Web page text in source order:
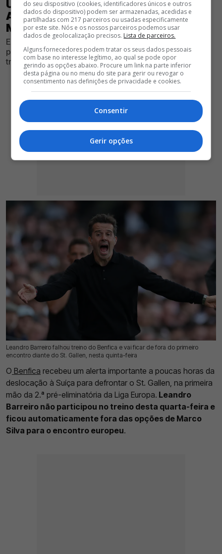
ÚLTIMA HORA! MÉDIO FALHA TREINO
ANTES DO ST. GALLEN - BENFICA E
MARCO SILVA DESESPERA
Encarnados sofreram um contratempo inesperado na
preparação para a estreia europeia, obrigando o
treinador a alterar os planos
Leandro Barreiro falhou treino do Benfica e vai ficar de fora do primeiro
encontro diante do St. Gallen, nesta quinta-feira
22 Jul 2026 | 11:27 | 0
O Benfica recebeu um alerta importante a poucas horas da
deslocação à Suíça para defrontar o St. Gallen, na primeira
mão da 2.ª pré-eliminatória da Liga Europa. Leandro
Barreiro não participou no treino desta quarta-feira e
ficou automaticamente fora das opções de Marco
Silva para o encontro europeu.
do seu dispositivo (cookies, identificadores únicos e outros
dados do dispositivo) podem ser armazenadas, acedidas e
partilhadas com 217 parceiros ou usadas especificamente
por este site. Nós e os nossos parceiros podemos usar
dados de geolocalização precisos. Lista de parceiros.
Alguns fornecedores podem tratar os seus dados pessoais
com base no interesse legítimo, ao qual se pode opor
gerindo as opções abaixo. Procure um link na parte inferior
desta página ou no menu do site para gerir ou revogar o
consentimento nas definições de privacidade e cookies.
Consentir
Gerir opções